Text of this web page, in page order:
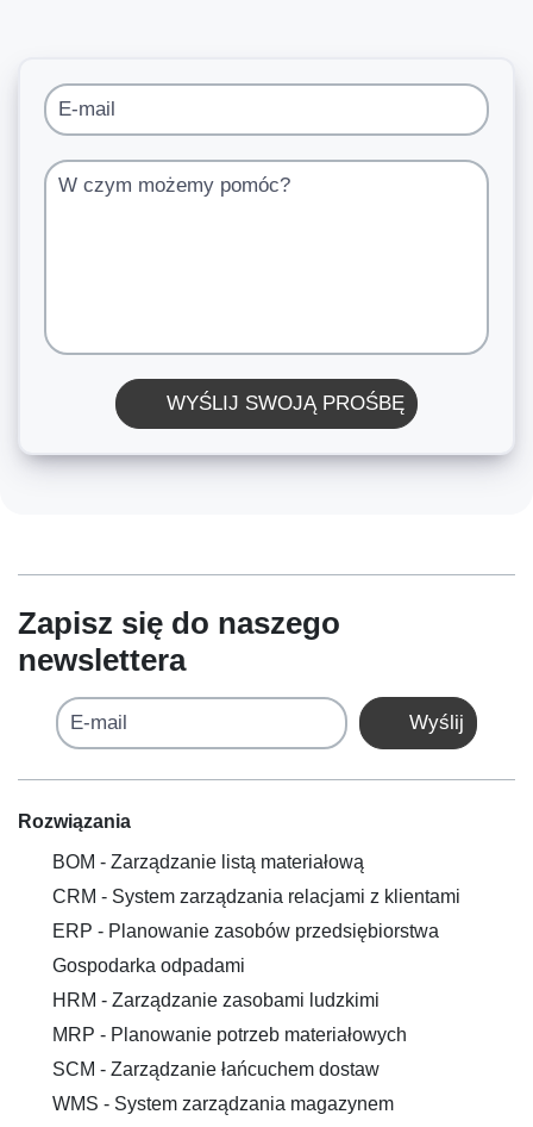
E-mail
W czym możemy pomóc?
WYŚLIJ SWOJĄ PROŚBĘ
Zapisz się do naszego
newslettera
E-mail Wyślij
Rozwiązania
BOM - Zarządzanie listą materiałową
CRM - System zarządzania relacjami z klientami
ERP - Planowanie zasobów przedsiębiorstwa
Gospodarka odpadami
HRM - Zarządzanie zasobami ludzkimi
MRP - Planowanie potrzeb materiałowych
SCM - Zarządzanie łańcuchem dostaw
WMS - System zarządzania magazynem